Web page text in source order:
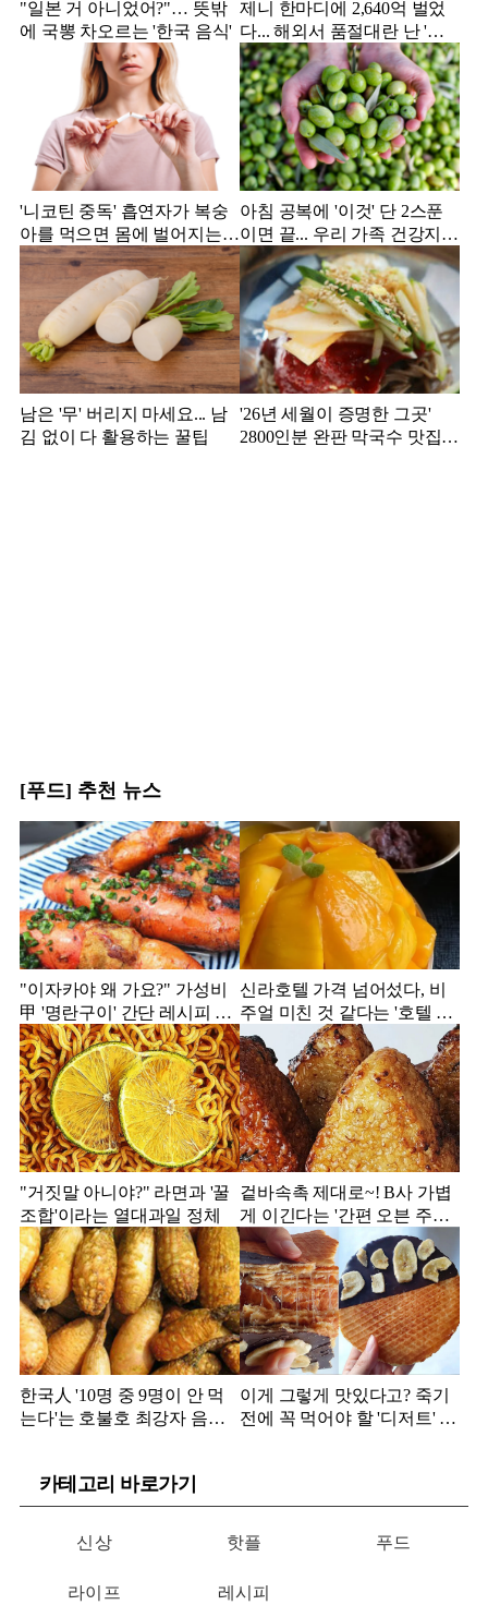
"일본 거 아니었어?"… 뜻밖
에 국뽕 차오르는 '한국 음식'
제니 한마디에 2,640억 벌었
다... 해외서 품절대란 난 '한
국 과자'
'니코틴 중독' 흡연자가 복숭
아를 먹으면 몸에 벌어지는
일
아침 공복에 '이것' 단 2스푼
이면 끝... 우리 가족 건강지킴
이는?
남은 '무' 버리지 마세요... 남
김 없이 다 활용하는 꿀팁
'26년 세월이 증명한 그곳'
2800인분 완판 막국수 맛집
[푸드] 추천 뉴스
"이자카야 왜 가요?" 가성비
甲 '명란구이' 간단 레시피 공
개
신라호텔 가격 넘어섰다, 비
주얼 미친 것 같다는 '호텔 빙
수' 모음집
"거짓말 아니야?" 라면과 '꿀
조합'이라는 열대과일 정체
겉바속촉 제대로~! B사 가볍
게 이긴다는 '간편 오븐 주먹
밥' 정체
한국人 '10명 중 9명이 안 먹
는다'는 호불호 최강자 음식
이게 그렇게 맛있다고? 죽기
전에 꼭 먹어야 할 '디저트' 정
카테고리 바로가기
신상 핫플 푸드
라이프 레시피